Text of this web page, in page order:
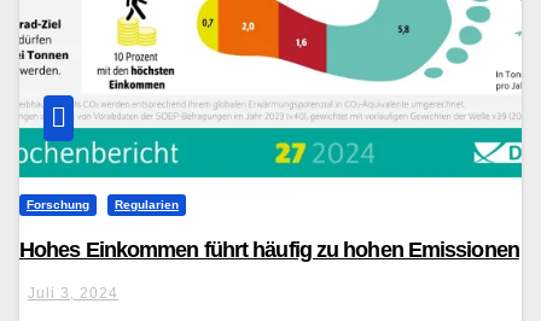
Forschung Regularien
Hohes Einkommen führt häufig zu hohen Emissionen
Juli 3, 2024